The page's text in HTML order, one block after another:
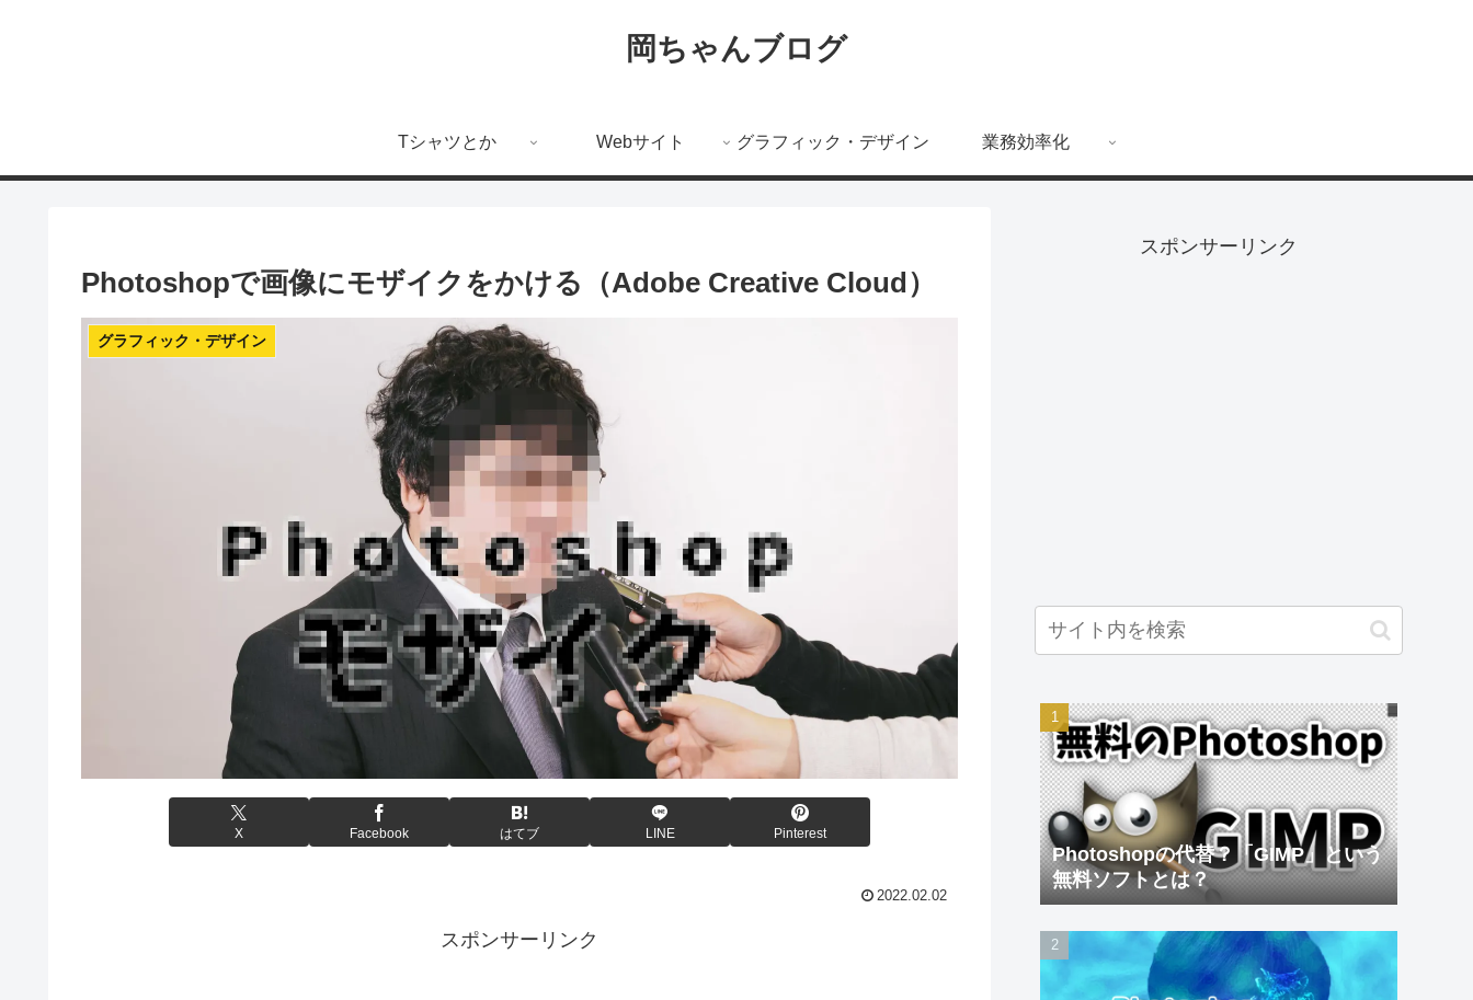
岡ちゃんブログ
Tシャツとか Webサイト グラフィック・デザイン 業務効率化
Photoshopで画像にモザイクをかける（Adobe Creative Cloud）
グラフィック・デザイン
X Facebook はてブ LINE Pinterest
2022.02.02
スポンサーリンク
スポンサーリンク
Photoshopの代替？「GIMP」という
無料ソフトとは？